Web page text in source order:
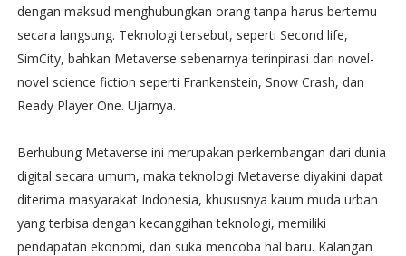
dengan maksud menghubungkan orang tanpa harus bertemu
secara langsung. Teknologi tersebut, seperti Second life,
SimCity, bahkan Metaverse sebenarnya terinpirasi dari novel-
novel science fiction seperti Frankenstein, Snow Crash, dan
Ready Player One. Ujarnya.
Berhubung Metaverse ini merupakan perkembangan dari dunia
digital secara umum, maka teknologi Metaverse diyakini dapat
diterima masyarakat Indonesia, khususnya kaum muda urban
yang terbisa dengan kecanggihan teknologi, memiliki
pendapatan ekonomi, dan suka mencoba hal baru. Kalangan